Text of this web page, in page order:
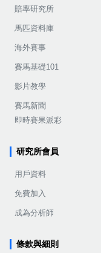
賠率研究所
馬匹資料庫
海外賽事
賽馬基礎101
影片教學
賽馬新聞
即時賽果派彩
研究所會員
用戶資料
免費加入
成為分析師
條款與細則